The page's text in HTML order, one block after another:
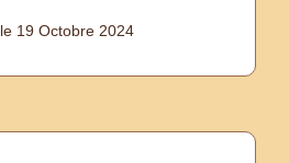
le 19 Octobre 2024